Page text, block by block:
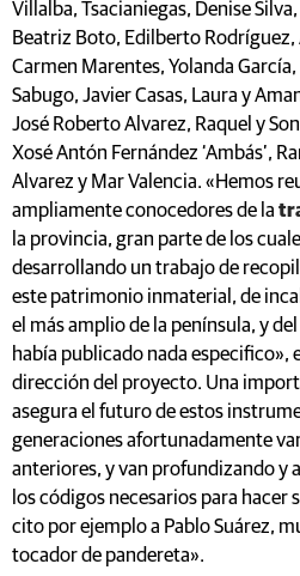
Villalba, Tsacianiegas, Denise
Beatriz Boto, Edilberto Rodríguez,
Carmen Marentes, Yolanda García,
Sabugo, Javier Casas, Laura y
José Roberto Alvarez, Raquel y
Xosé Antón Fernández ‘Ambás’,
Alvarez y Mar Valencia. «Hemos
ampliamente conocedores de la
la provincia, gran parte de los
desarrollando un trabajo de
este patrimonio inmaterial, de
el más amplio de la península, y
había publicado nada especifico»,
dirección del proyecto. Una
asegura el futuro de estos
generaciones afortunadamente
anteriores, y van profundizando y
los códigos necesarios para hacer
cito por ejemplo a Pablo Suárez,
tocador de pandereta».